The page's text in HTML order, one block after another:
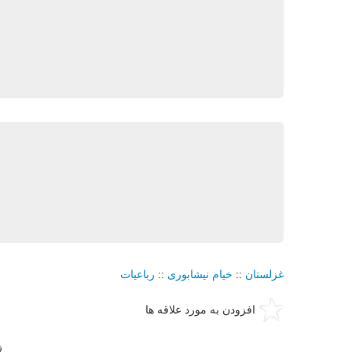
غزلستان :: خیام نیشابوری :: رباعیات
افزودن به مورد علاقه ها